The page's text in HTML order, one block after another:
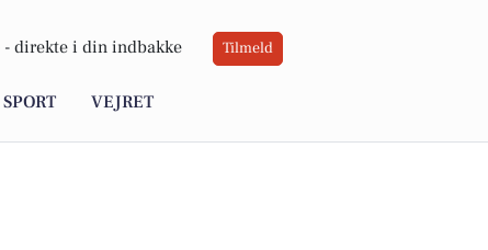
- direkte i din indbakke Tilmeld
SPORT VEJRET